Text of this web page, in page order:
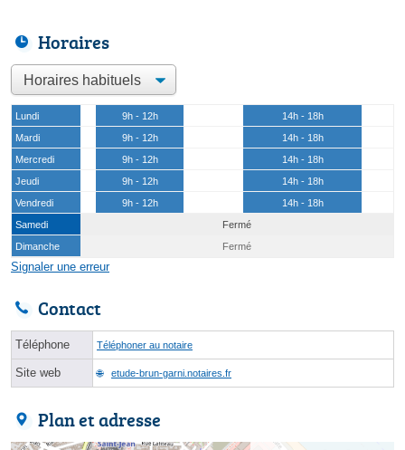
Horaires
Lundi 9h - 12h
14h - 18h
Mardi
9h - 12h
14h - 18h
Mercredi
9h - 12h
14h - 18h
Jeudi
9h - 12h
14h - 18h
Vendredi
9h - 12h
14h - 18h
Samedi
Fermé
Dimanche
Fermé
Signaler une erreur
Contact
Téléphone Téléphoner au notaire
Site web etude-brun-garni.notaires.fr
Plan et adresse